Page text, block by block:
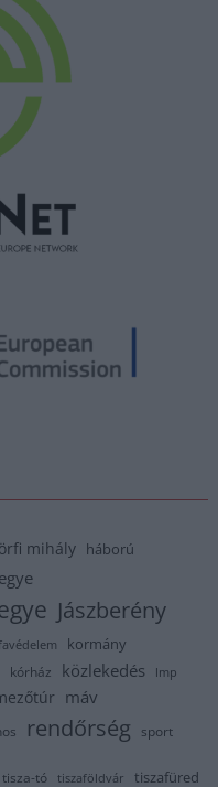
mihály háború
Jászberény
kormány
kórház közlekedés lmp
máv
rendőrség sport
tisza-tó tiszaföldvár tiszafüred